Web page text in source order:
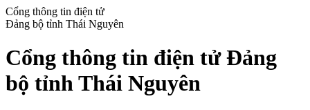
Cổng thông tin điện tử
Đảng bộ tỉnh Thái Nguyên
Cổng thông tin điện tử Đảng
bộ tỉnh Thái Nguyên